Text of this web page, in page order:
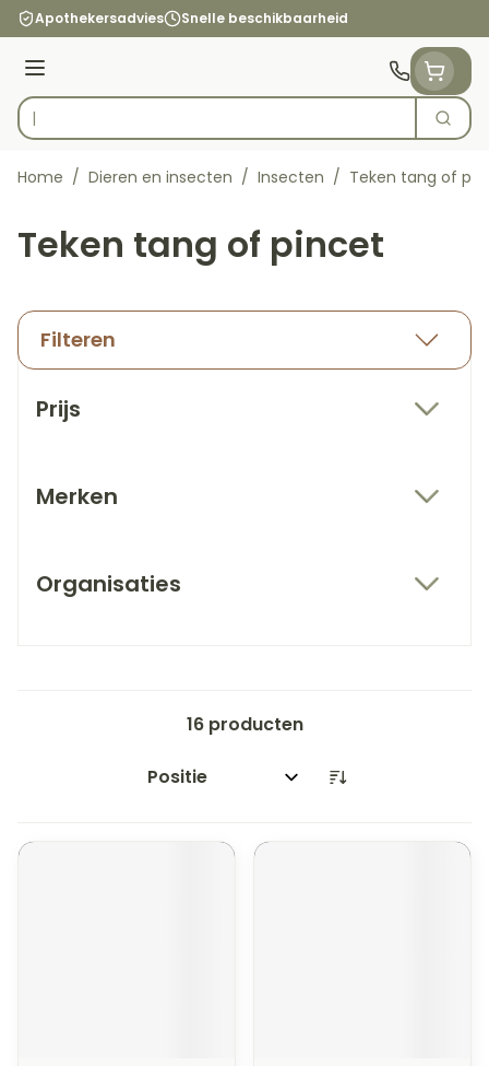
Ga naar de inhoud
Apothekersadvies Snelle beschikbaarheid
Menu
Product, merk, categorie...
Zoek
Home / Dieren en insecten / Insecten / Teken tang of
Teken tang of pincet
Filteren
Prijs
Merken
Organisaties
16producten
Sorteer op: